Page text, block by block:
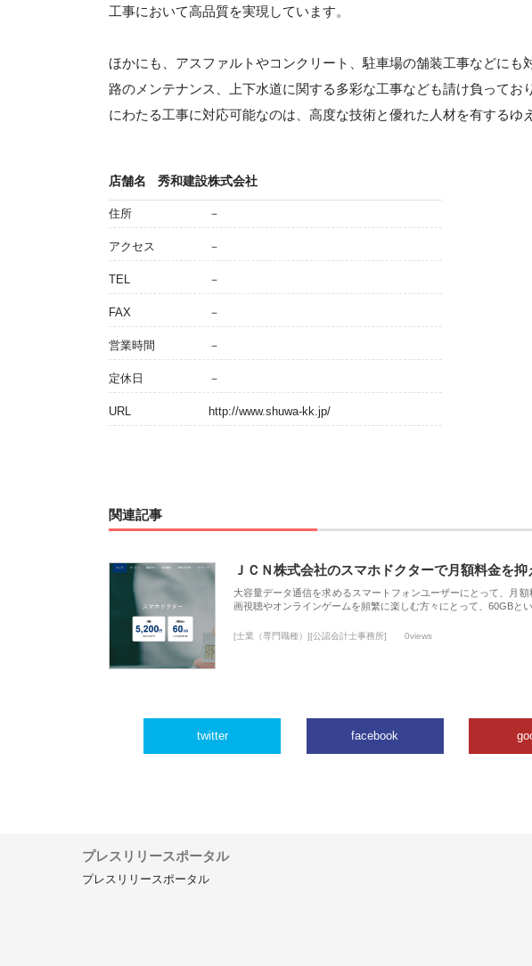
工事において高品質を実現しています。
ほかにも、アスファルトやコンクリート、駐車場の舗装工事などにも
路のメンテナンス、上下水道に関する多彩な工事なども請け負って
にわたる工事に対応可能なのは、高度な技術と優れた人材を有するゆ
店舗名 秀和建設株式会社
住所 －
アクセス －
TEL －
FAX －
営業時間 －
定休日 －
URL http://www.shuwa-kk.jp/
関連記事
ＪＣＮ株式会社のスマホドクターで月額料金を
大容量データ通信を求めるスマートフォンユーザーにとって、月
画視聴やオンラインゲームを頻繁に楽しむ方々にとって、60GBと
[士業（専門職種）][公認会計士事務所] 0views
twitter facebook
プレスリリースポータル
プレスリリースポータル